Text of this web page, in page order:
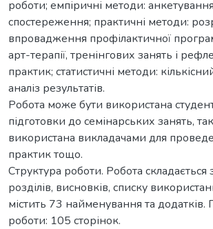
роботи; емпіричні методи:
спостереження; практичні методи:
впровадження профілактичної
арт-терапії, тренінгових занять і
практик; статистичні методи:
аналіз результатів.
Робота може бути використана
підготовки до семінарських занять,
використана викладачами для
практик тощо.
Структура роботи. Робота складається
розділів, висновків, списку
містить 73 найменування та додатків.
роботи: 105 сторінок.